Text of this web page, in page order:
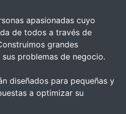
apasionadas cuyo
de todos a través de
grandes
problemas de negocio.
diseñados para pequeñas y
a optimizar su